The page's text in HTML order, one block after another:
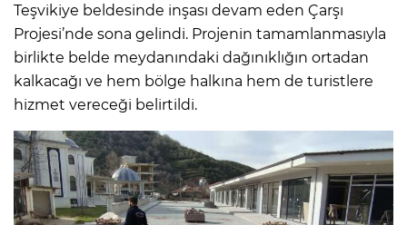
Teşvikiye beldesinde inşası devam eden Çarşı
Projesi’nde sona gelindi. Projenin tamamlanmasıyla
birlikte belde meydanındaki dağınıklığın ortadan
kalkacağı ve hem bölge halkına hem de turistlere
hizmet vereceği belirtildi.